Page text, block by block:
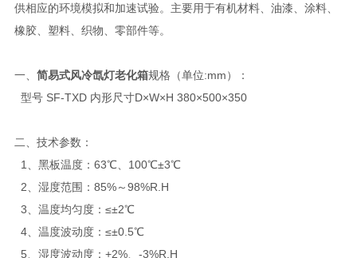
供相应的环境模拟和加速试验。主要用于有机材料、油漆、涂料、
橡胶、塑料、织物、零部件等。
一、 简易式风冷氙灯老化箱规格（单位:mm）：
型号 SF-TXD 内形尺寸D×W×H 380×500×350
二、技术参数：
1、黑板温度：63℃、100℃±3℃
2、湿度范围：85%～98%R.H
3、温度均匀度：≤±2℃
4、温度波动度：≤±0.5℃
5、湿度波动度：+2%、-3%R.H